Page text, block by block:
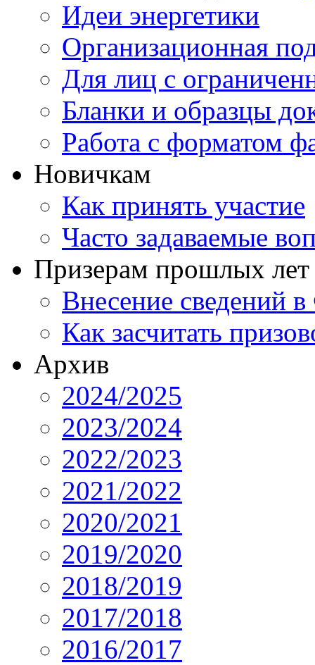
Идеи энергетики
Организационная
Для лиц с
Бланки и образцы
Работа с форматом
Новичкам
Как принять участие
Часто задаваемые
Призерам прошлых лет
Внесение
Как засчитать
Архив
2024/2025
2023/2024
2022/2023
2021/2022
2020/2021
2019/2020
2018/2019
2017/2018
2016/2017